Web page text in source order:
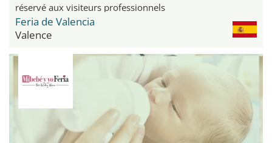
réservé aux visiteurs professionnels
Feria de Valencia
Valence